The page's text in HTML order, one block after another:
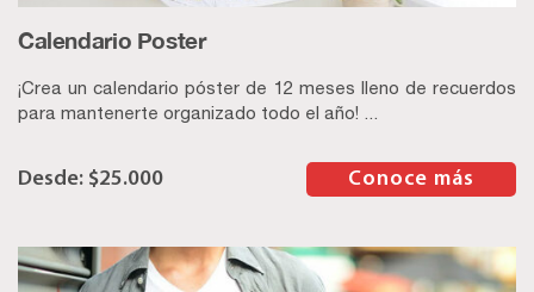
Calendario Poster
¡Crea un calendario póster de 12 meses lleno de recuerdos
para mantenerte organizado todo el año! ...
$25.000 Conoce más